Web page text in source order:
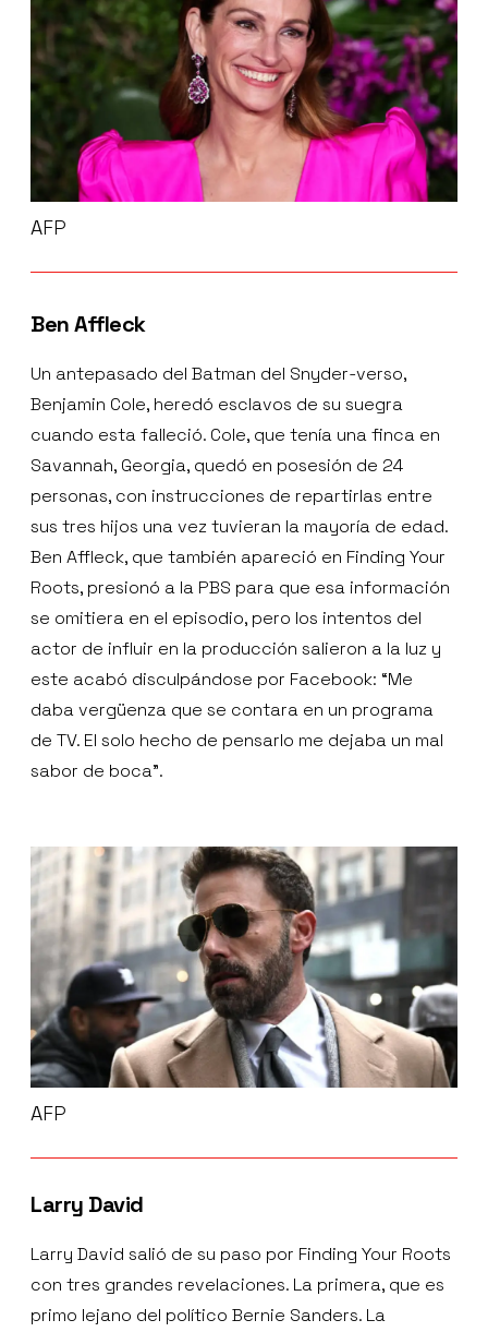
AFP
Ben Affleck
Un antepasado del Batman del Snyder-verso,
Benjamin Cole, heredó esclavos de su suegra
cuando esta falleció. Cole, que tenía una finca en
Savannah, Georgia, quedó en posesión de 24
personas, con instrucciones de repartirlas entre
sus tres hijos una vez tuvieran la mayoría de edad.
Ben Affleck, que también apareció en Finding Your
Roots, presionó a la PBS para que esa información
se omitiera en el episodio, pero los intentos del
actor de influir en la producción salieron a la luz y
este acabó disculpándose por Facebook: “Me
daba vergüenza que se contara en un programa
de TV. El solo hecho de pensarlo me dejaba un mal
sabor de boca”.
AFP
Larry David
Larry David salió de su paso por Finding Your Roots
con tres grandes revelaciones. La primera, que es
primo lejano del político Bernie Sanders. La